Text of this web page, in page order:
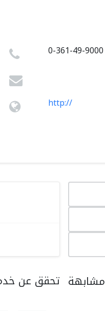
0-361-49-9000
http://
تحقق عن مشابهة